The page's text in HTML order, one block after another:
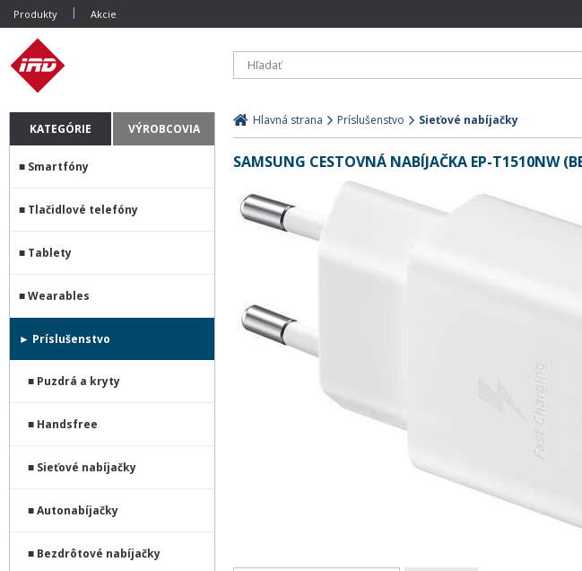
Produkty Akcie
KATEGÓRIE VÝROBCOVIA
Smartfóny
Tlačidlové telefóny
Tablety
Wearables
Príslušenstvo
Puzdrá a kryty
Handsfree
Sieťové nabíjačky
Autonabíjačky
Bezdrôtové nabíjačky
Hlavná strana Príslušenstvo Sieťové nabíjačky
SAMSUNG CESTOVNÁ NABÍJAČKA EP-T1510NW